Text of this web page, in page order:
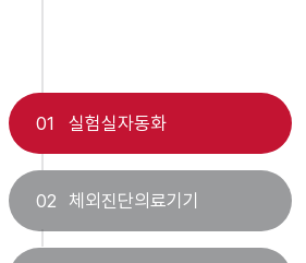
01 실험실자동화
02 체외진단의료기기